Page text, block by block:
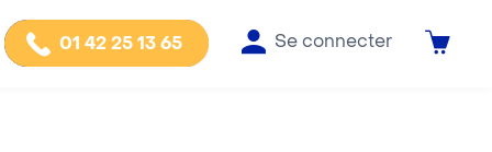
01 42 25 13 65 Se connecter